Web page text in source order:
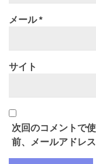
メール*
サイト
次回のコメントで
前、メールアドレ